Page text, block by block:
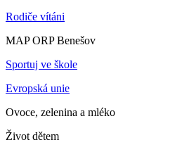
Rodiče vítáni
MAP ORP Benešov
Sportuj ve škole
Evropská unie
Ovoce, zelenina a mléko
Život dětem